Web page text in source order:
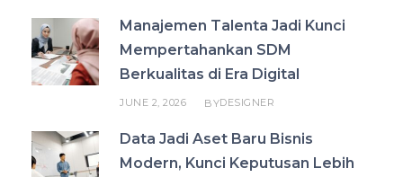
Manajemen Talenta Jadi Kunci
Mempertahankan SDM
Berkualitas di Era Digital
JUNE 2, 2026 BYDESIGNER
Data Jadi Aset Baru Bisnis
Modern, Kunci Keputusan Lebih